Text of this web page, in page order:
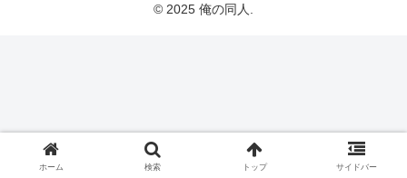
© 2025 俺の同人.
ホーム 検索 トップ サイドバー